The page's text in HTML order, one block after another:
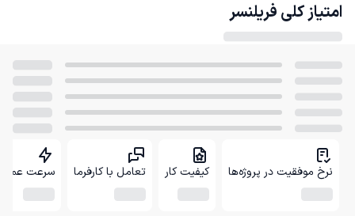
امتیاز کلی فریلنسر
نرخ موفقیت در پروژه‌ها کیفیت کار تعامل با کارفرما سرعت عمل